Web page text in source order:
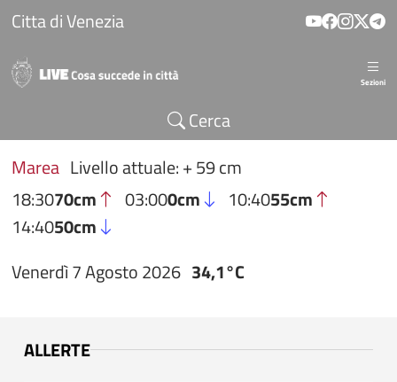
Salta al contenuto principale
Citta di Venezia
Sezioni
Cerca
Marea Livello attuale: + 59 cm
18:3070cm 03:000cm 10:4055cm
14:4050cm
Venerdì 7 Agosto 2026 34,1°C
ALLERTE